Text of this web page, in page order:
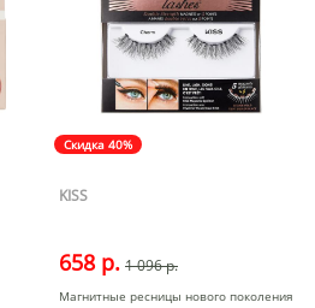
Скидка 40%
KISS
658 р. 1 096 р.
Магнитные ресницы нового поколения